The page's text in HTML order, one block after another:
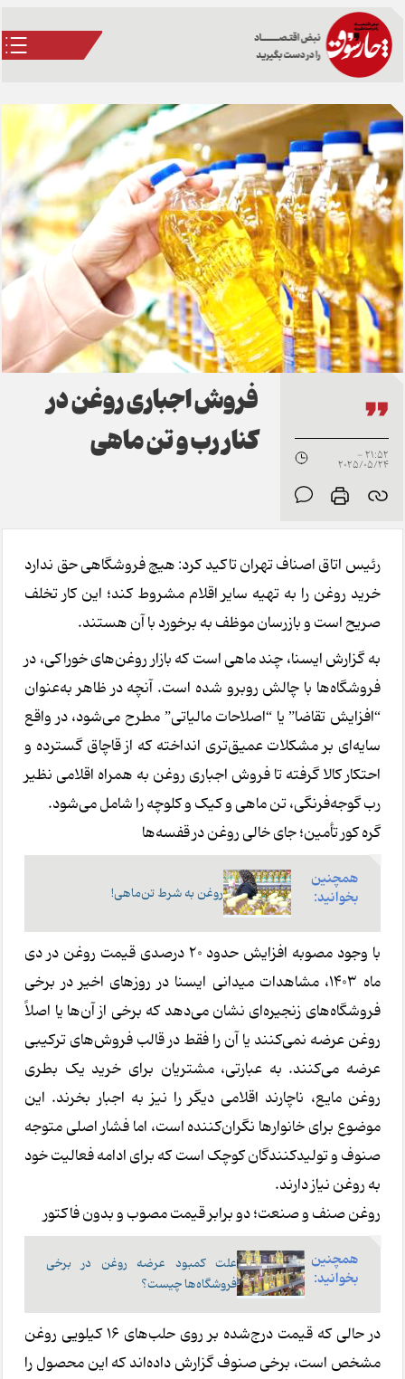
21:52 -
2025/05/24
فروش اجباری روغن در
کنار رب و تن ماهی
رئیس اتاق اصناف تهران تاکید کرد: هیچ فروشگاهی حق ندارد
خرید روغن را به تهیه سایر اقلام مشروط کند؛ این کار تخلف
صریح است و بازرسان موظف به برخورد با آن هستند.
به گزارش ایسنا، چند ماهی است که بازار روغن‌های خوراکی، در
فروشگاه‌ها با چالش روبرو شده است. آنچه در ظاهر به‌عنوان
“افزایش تقاضا” یا “اصلاحات مالیاتی” مطرح می‌شود، در واقع
سایه‌ای بر مشکلات عمیق‌تری انداخته که از قاچاق گسترده و
احتکار کالا گرفته تا فروش اجباری روغن به همراه اقلامی نظیر
رب گوجه‌فرنگی، تن ماهی و کیک و کلوچه را شامل می‌شود.
گره کور تأمین؛ جای خالی روغن در قفسه‌ها
همچنین
بخوانید:
روغن به شرط تن‌ماهی!
با وجود مصوبه افزایش حدود ۲۰ درصدی قیمت روغن در دی
ماه ۱۴۰۳، مشاهدات میدانی ایسنا در روزهای اخیر در برخی
فروشگاه‌های زنجیره‌ای نشان می‌دهد که برخی از آن‌ها یا اصلاً
روغن عرضه نمی‌کنند یا آن را فقط در قالب فروش‌های ترکیبی
عرضه می‌کنند. به عبارتی، مشتریان برای خرید یک بطری
روغن مایع، ناچارند اقلامی دیگر را نیز به اجبار بخرند. این
موضوع برای خانوارها نگران‌کننده است، اما فشار اصلی متوجه
صنوف و تولیدکنندگان کوچک است که برای ادامه فعالیت خود
به روغن نیاز دارند.
روغن صنف و صنعت؛ دو برابر قیمت مصوب و بدون فاکتور
همچنین
بخوانید:
علت کمبود عرضه روغن در برخی
فروشگاه‌ها چیست؟
در حالی که قیمت درج‌شده بر روی حلب‌های ۱۶ کیلویی روغن
مشخص است، برخی صنوف گزارش داده‌اند که این محصول را